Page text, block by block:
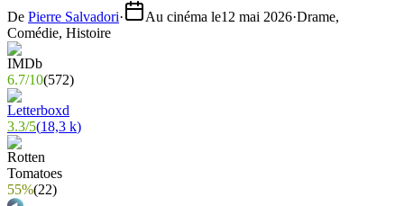
De Pierre Salvadori· Au cinéma le12 mai 2026·Drame,
Comédie, Histoire
6.7/10(572)
3.3/5(18,3 k)
55%(22)